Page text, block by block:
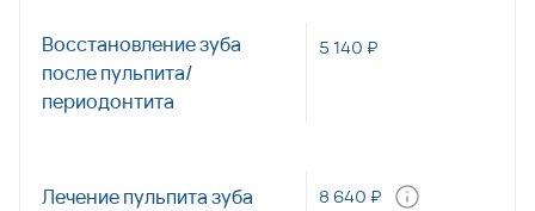
Восстановление зуба
после пульпита/
периодонтита
5 140 ₽
Лечение пульпита зуба 8 640 ₽